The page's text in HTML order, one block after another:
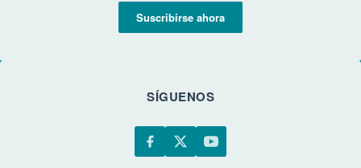
Suscribirse ahora
SÍGUENOS